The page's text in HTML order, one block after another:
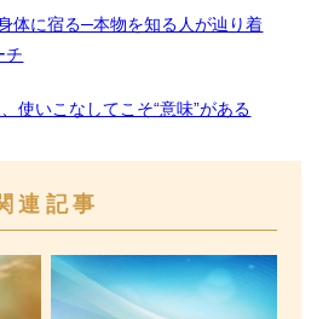
体に宿る─本物を知る人が辿り着
チ
使いこなしてこそ“意味”がある
連記事